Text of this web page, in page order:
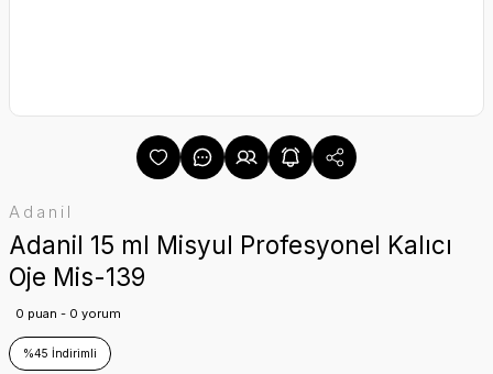
Adanil
Adanil 15 ml Misyul Profesyonel Kalıcı
Oje Mis-139
0 puan - 0 yorum
%45 İndirimli